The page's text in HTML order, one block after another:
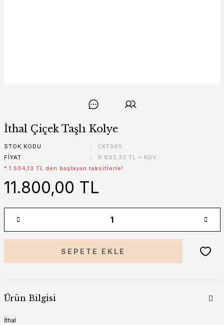
İthal Çiçek Taşlı Kolye
STOK KODU
CKT565
FIYAT
9.833,33 TL + KDV
* 1.534,13 TL den başlayan taksitlerle!
11.800,00 TL
SEPETE EKLE
Ürün Bilgisi
İthal